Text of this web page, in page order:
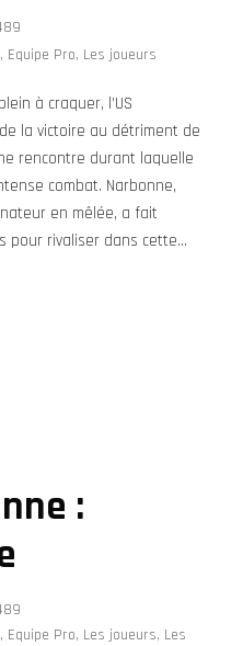
, Equipe Pro, Les joueurs
à craquer, l’US
la victoire au détriment de
rencontre durant laquelle
combat. Narbonne,
en mêlée, a fait
pour rivaliser dans cette...
:
, Equipe Pro, Les joueurs, Les